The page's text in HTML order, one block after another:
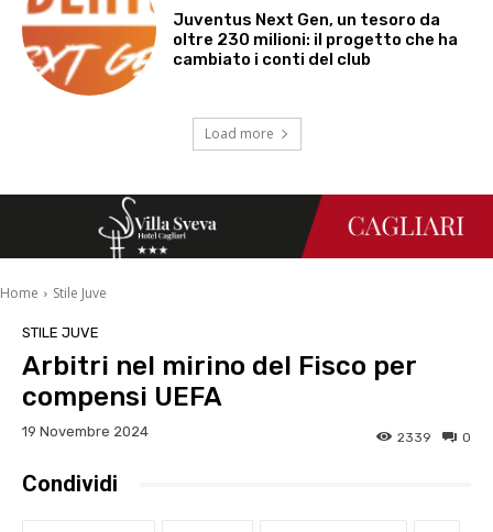
Juventus Next Gen, un tesoro da
oltre 230 milioni: il progetto che ha
cambiato i conti del club
Load more